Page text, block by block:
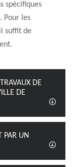
spécifiques
Pour les
suffit de
DE
DE
PAR UN